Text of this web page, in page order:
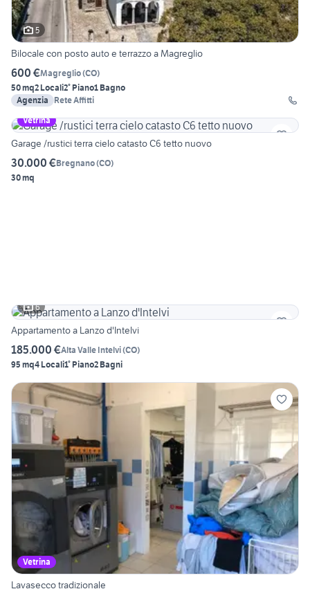
5
Bilocale con posto auto e terrazzo a Magreglio
600 €Magreglio(CO)
50 mq2 Locali2° Piano1 Bagno
Agenzia
Rete Affitti
Vetrina
Garage /rustici terra cielo catasto C6 tetto nuovo
30.000 €Bregnano(CO)
30 mq
6
Appartamento a Lanzo d'Intelvi
185.000 €Alta Valle Intelvi(CO)
95 mq4 Locali1° Piano2 Bagni
Vetrina
Lavasecco tradizionale